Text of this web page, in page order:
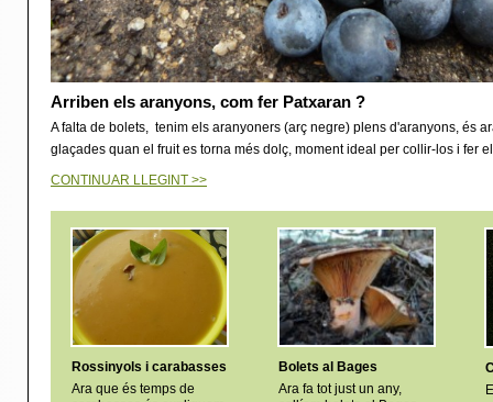
Arriben els aranyons, com fer Patxaran ?
A falta de bolets, tenim els aranyoners (arç negre) plens d'aranyons, és
glaçades quan el fruit es torna més dolç, moment ideal per collir-los i fer
CONTINUAR LLEGINT >>
Rossinyols i carabasses
Ara que és temps de
Bolets al Bages
Ara fa tot just un any,